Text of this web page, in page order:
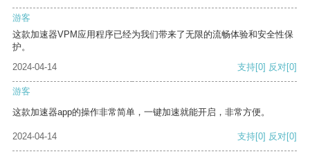
游客
这款加速器VPM应用程序已经为我们带来了无限的流畅体验和安全性保
护。
2024-04-14
支持[0] 反对[0]
游客
这款加速器app的操作非常简单，一键加速就能开启，非常方便。
2024-04-14 支持[0] 反对[0]